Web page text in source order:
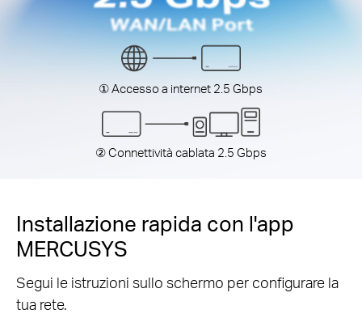
① Accesso a internet 2.5 Gbps
② Connettività cablata 2.5 Gbps
Installazione rapida con l'app
MERCUSYS
Segui le istruzioni sullo schermo per configurare la
tua rete.